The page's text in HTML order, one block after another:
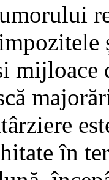
mijloace
în